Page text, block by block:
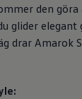
den
glider elegant
drar Amarok